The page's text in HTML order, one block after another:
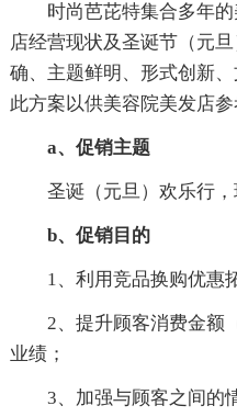
时尚芭芘特集合多年的
店经营现状及圣诞节（元
确、主题鲜明、形式创新
此方案以供美容院美发店参
a、促销主题
圣诞（元旦）欢乐行，
b、促销目的
1、利用竞品换购优惠拓
2、提升顾客消费金额（
业绩；
3、加强与顾客之间的